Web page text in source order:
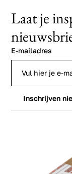
Laat je
E-mailadres
Inschrijven